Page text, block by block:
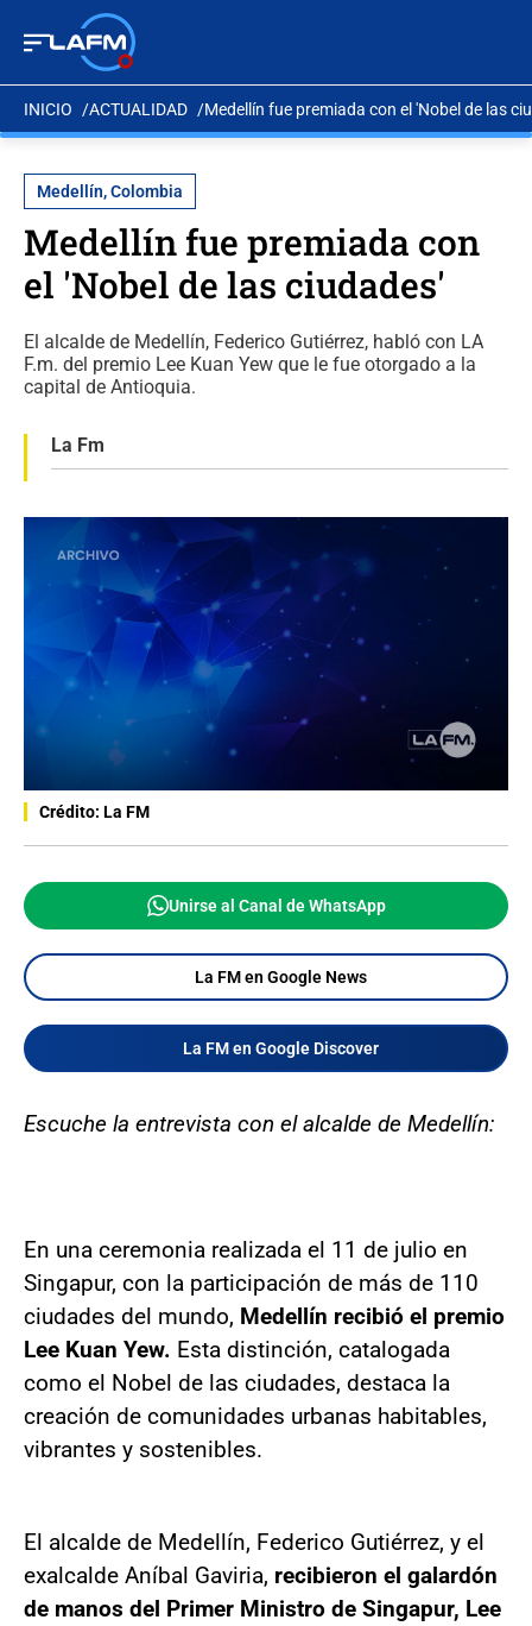
INICIO ACTUALIDAD Medellín fue premiada con el 'Nobel de las
Medellín, Colombia
Medellín fue premiada con
el 'Nobel de las ciudades'
El alcalde de Medellín, Federico Gutiérrez, habló con LA
F.m. del premio Lee Kuan Yew que le fue otorgado a la
capital de Antioquia.
La Fm
Crédito: La FM
Unirse al Canal de WhatsApp
La FM en Google News
La FM en Google Discover
Escuche la entrevista con el alcalde de Medellín:
En una ceremonia realizada el 11 de julio en
Singapur, con la participación de más de 110
ciudades del mundo, Medellín recibió el premio
Lee Kuan Yew. Esta distinción, catalogada
como el Nobel de las ciudades, destaca la
creación de comunidades urbanas habitables,
vibrantes y sostenibles.
El alcalde de Medellín, Federico Gutiérrez, y el
exalcalde Aníbal Gaviria, recibieron el galardón
de manos del Primer Ministro de Singapur, Lee